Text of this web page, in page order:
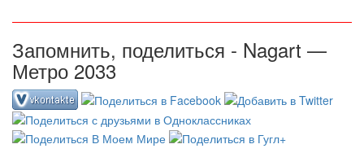
Запомнить, поделиться - Nagart —
Метро 2033